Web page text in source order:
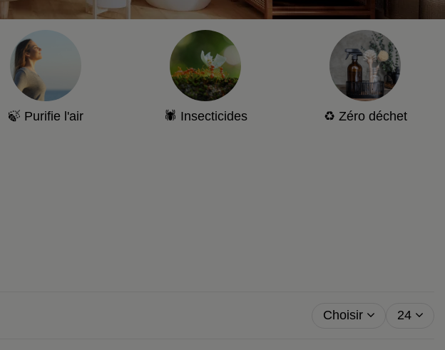
🍃 Purifie l'air 🕷 Insecticides ♻️ Zéro déchet
Choisir 24